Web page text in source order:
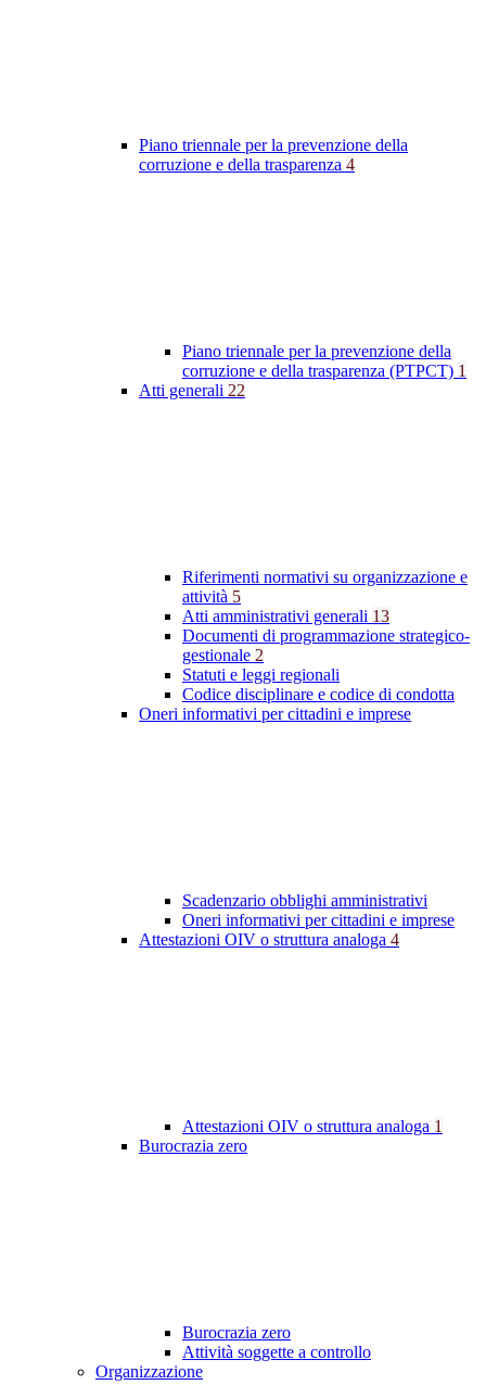
Piano triennale per la prevenzione della
corruzione e della trasparenza 4
Piano triennale per la prevenzione della
corruzione e della trasparenza (PTPCT) 1
Atti generali 22
Riferimenti normativi su organizzazione e
attività 5
Atti amministrativi generali 13
Documenti di programmazione strategico-
gestionale 2
Statuti e leggi regionali
Codice disciplinare e codice di condotta
Oneri informativi per cittadini e imprese
Scadenzario obblighi amministrativi
Oneri informativi per cittadini e imprese
Attestazioni OIV o struttura analoga 4
Attestazioni OIV o struttura analoga 1
Burocrazia zero
Burocrazia zero
Attività soggette a controllo
Organizzazione